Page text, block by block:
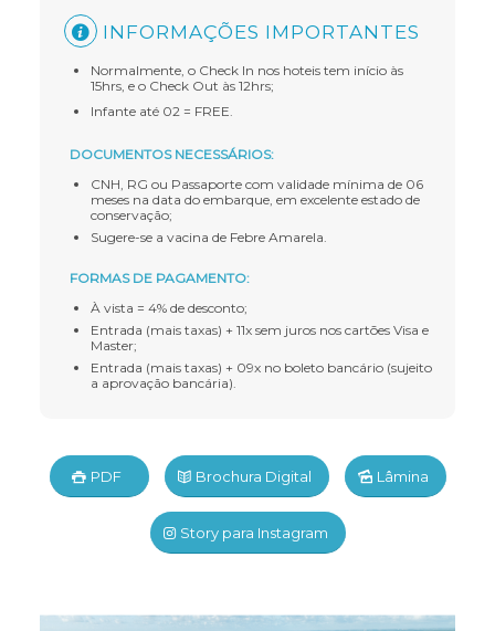
INFORMAÇÕES IMPORTANTES
Normalmente, o Check In nos hoteis tem início às
15hrs, e o Check Out às 12hrs;
Infante até 02 = FREE.
DOCUMENTOS NECESSÁRIOS:
CNH, RG ou Passaporte com validade mínima de 06
meses na data do embarque, em excelente estado de
conservação;
Sugere-se a vacina de Febre Amarela.
FORMAS DE PAGAMENTO:
À vista = 4% de desconto;
Entrada (mais taxas) + 11x sem juros nos cartões Visa e
Master;
Entrada (mais taxas) + 09x no boleto bancário (sujeito
a aprovação bancária).
PDF Brochura Digital Lâmina
Story para Instagram